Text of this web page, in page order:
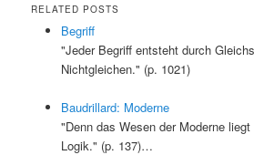
RELATED POSTS
Begriff
"Jeder Begriff entsteht durch
Nichtgleichen." (p. 1021)
Baudrillard: Moderne
"Denn das Wesen der Moderne
Logik." (p. 137)…